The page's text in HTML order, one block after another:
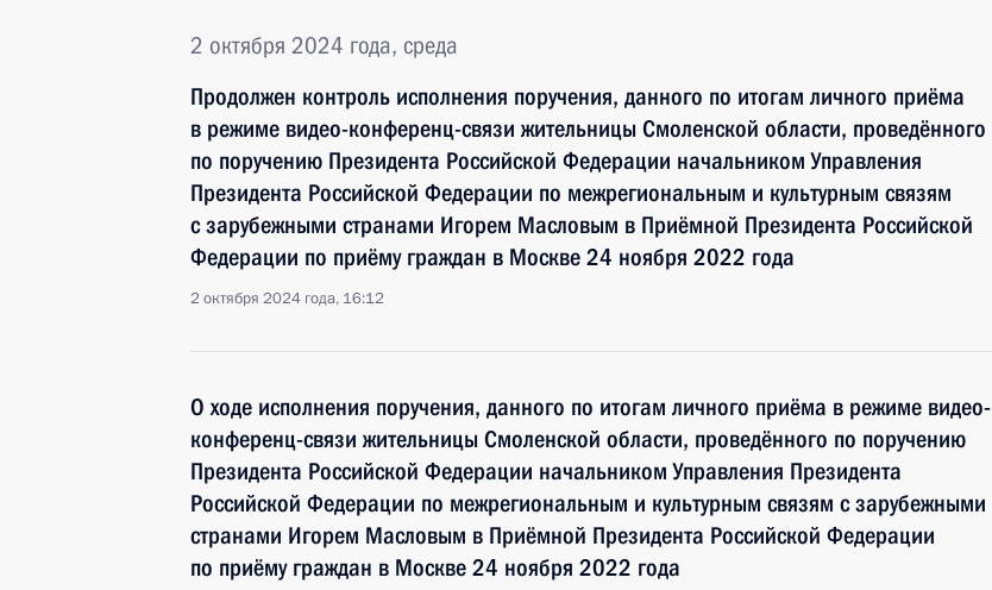
2 октября 2024 года, среда
Продолжен контроль исполнения поручения, данного по итогам личного приёма
в режиме видео-конференц-связи жительницы Смоленской области, проведённого
по поручению Президента Российской Федерации начальником Управления
Президента Российской Федерации по межрегиональным и культурным связям
с зарубежными странами Игорем Масловым в Приёмной Президента Российской
Федерации по приёму граждан в Москве 24 ноября 2022 года
2 октября 2024 года, 16:12
О ходе исполнения поручения, данного по итогам личного приёма в режиме видео-
конференц-связи жительницы Смоленской области, проведённого по поручению
Президента Российской Федерации начальником Управления Президента
Российской Федерации по межрегиональным и культурным связям с зарубежными
странами Игорем Масловым в Приёмной Президента Российской Федерации
по приёму граждан в Москве 24 ноября 2022 года